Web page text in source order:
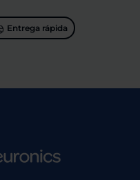
Entrega rápida